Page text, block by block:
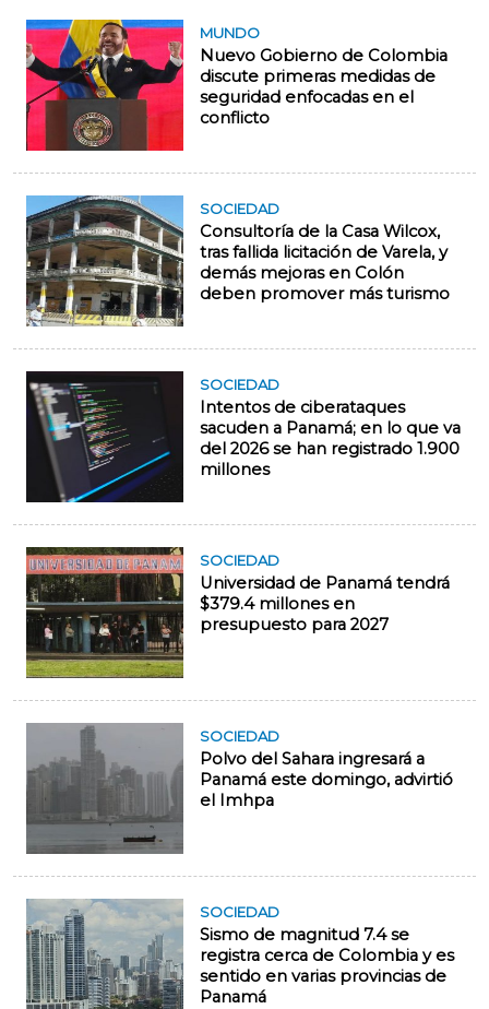
MUNDO
Nuevo Gobierno de Colombia
discute primeras medidas de
seguridad enfocadas en el
conflicto
SOCIEDAD
Consultoría de la Casa Wilcox,
tras fallida licitación de Varela, y
demás mejoras en Colón
deben promover más turismo
SOCIEDAD
Intentos de ciberataques
sacuden a Panamá; en lo que va
del 2026 se han registrado 1.900
millones
SOCIEDAD
Universidad de Panamá tendrá
$379.4 millones en
presupuesto para 2027
SOCIEDAD
Polvo del Sahara ingresará a
Panamá este domingo, advirtió
el Imhpa
SOCIEDAD
Sismo de magnitud 7.4 se
registra cerca de Colombia y es
sentido en varias provincias de
Panamá